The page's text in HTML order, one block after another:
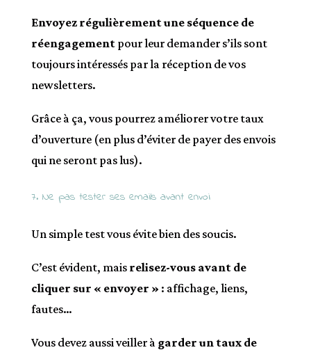
Envoyez régulièrement une séquence de
réengagementpour leur demander s’ils sont
toujours intéressés par la réception de vos
newsletters.
Grâce à ça, vous pourrez améliorer votre taux
d’ouverture (en plus d’éviter de payer des envois
qui ne seront pas lus).
7. Ne pas tester ses emails avant envoi
Un simple test vous évite bien des soucis.
C’est évident, mais relisez-vous avant de
cliquer sur « envoyer » : affichage, liens,
fautes…
Vous devez aussi veiller àgarder un taux de